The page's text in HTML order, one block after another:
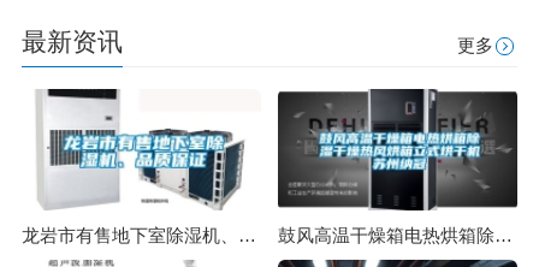
最新资讯 更多
龙岩市有售地下室除湿机、品质保证 鼓风高温干燥箱电热烘箱除湿干燥热风烘箱立式烘干机苏州纳冠